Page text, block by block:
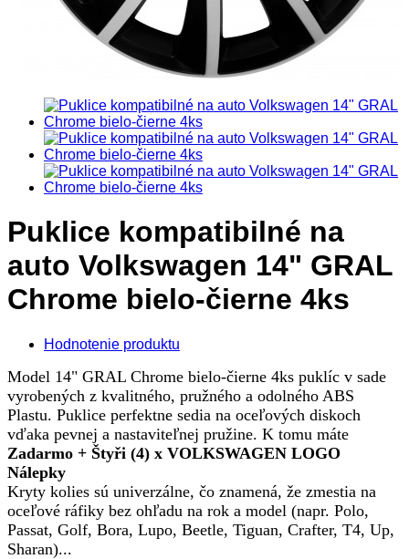
Puklice kompatibilné na
auto Volkswagen 14" GRAL
Chrome bielo-čierne 4ks
Hodnotenie produktu
Model 14" GRAL Chrome bielo-čierne 4ks puklíc v sade
vyrobených z kvalitného, pružného a odolného ABS
Plastu. Puklice perfektne sedia na oceľových diskoch
vďaka pevnej a nastaviteľnej pružine. K tomu máte
Zadarmo + Štyři (4) x VOLKSWAGEN LOGO
Nálepky
Kryty kolies sú univerzálne, čo znamená, že zmestia na
oceľové ráfiky bez ohľadu na rok a model (napr. Polo,
Passat, Golf, Bora, Lupo, Beetle, Tiguan, Crafter, T4, Up,
Sharan)...